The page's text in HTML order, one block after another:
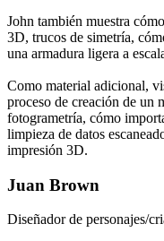
John también muestra
3D, trucos de simetría,
una armadura ligera a
Como material adicional,
proceso de creación de un
fotogrametría, cómo
limpieza de datos
impresión 3D.
Juan Brown
Diseñador de personajes/